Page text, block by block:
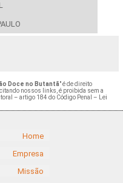
Doce no Butantã" é de direito
nossos links, é proibida sem a
– artigo 184 do Código Penal – Lei
Home
Empresa
Missão